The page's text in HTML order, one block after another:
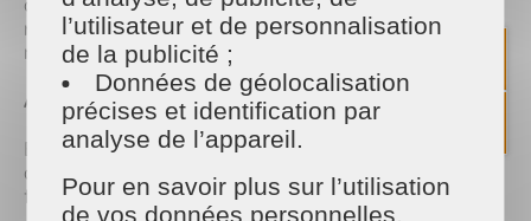
régulièrement dans les centres de formation liés à
nos métiers.
Assurer santé et sécurité
En tant qu'employeur, il est de notre devoir de nous
assurer de la sécurité de nos salariés et de les
former aux bons gestes et protocoles.
l’utilisateur et de personnalisation
de la publicité ;
Données de géolocalisation
précises et identification par
analyse de l’appareil.
Pour en savoir plus sur l’utilisation
de vos données personnelles,